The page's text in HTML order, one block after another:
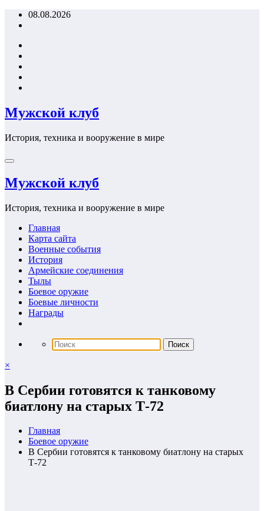
Перейти08.08.2026
Мужской клуб
История, техника и вооружение в мире
Мужской клуб
История, техника и вооружение в мире
Главная
Карта сайта
Военные события
История
Армейские соединения
Тылы
Боевое оружие
Боевые личности
Награды
×
В Сербии готовятся к танковому
биатлону на старых Т-72
Главная
Боевое оружие
В Сербии готовятся к танковому биатлону на старых
Т-72